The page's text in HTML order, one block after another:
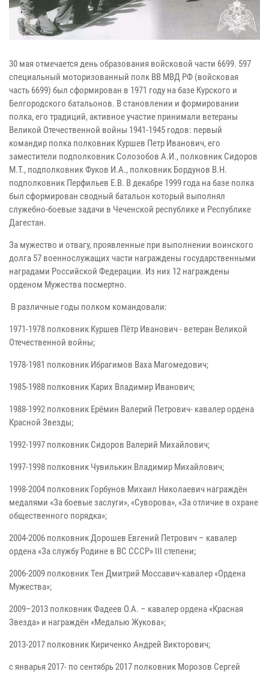
30 мая отмечается день образования войсковой части 6699. 597
специальный моторизованный полк ВВ МВД РФ (войсковая
часть 6699) был сформирован в 1971 году на базе Курского и
Белгородского батальонов. В становлении и формировании
полка, его традиций, активное участие принимали ветераны
Великой Отечественной войны 1941-1945 годов: первый
командир полка полковник Куршев Петр Иванович, его
заместители подполковник Солозобов А.И., полковник Сидоров
М.Т., подполковник Фуков И.А., полковник Бордунов В.Н.
подполковник Перфильев Е.В. В декабре 1999 года на базе полка
был сформирован сводный батальон который выполнял
служебно-боевые задачи в Чеченской республике и Республике
Дагестан.
За мужество и отвагу, проявленные при выполнении воинского
долга 57 военнослужащих части награждены государственными
наградами Российской Федерации. Из них 12 награждены
орденом Мужества посмертно.
В различные годы полком командовали:
1971-1978 полковник Куршев Пётр Иванович - ветеран Великой
Отечественной войны;
1978-1981 полковник Ибрагимов Ваха Магомедович;
1985-1988 полковник Карих Владимир Иванович;
1988-1992 полковник Ерёмин Валерий Петрович- кавалер ордена
Красной Звезды;
1992-1997 полковник Сидоров Валерий Михайлович;
1997-1998 полковник Чувилькин Владимир Михайлович;
1998-2004 полковник Горбунов Михаил Николаевич награждён
медалями «За боевые заслуги», «Суворова», «За отличие в охране
общественного порядка»;
2004-2006 полковник Дорошев Евгений Петрович – кавалер
ордена «За службу Родине в ВС СССР» III степени;
2006-2009 полковник Тен Дмитрий Моссавич-кавалер «Ордена
Мужества»;
2009–2013 полковник Фадеев О.А. – кавалер ордена «Красная
Звезда» и награждён «Медалью Жукова»;
2013-2017 полковник Кириченко Андрей Викторович;
с январья 2017- по сентябрь 2017 полковник Морозов Сергей